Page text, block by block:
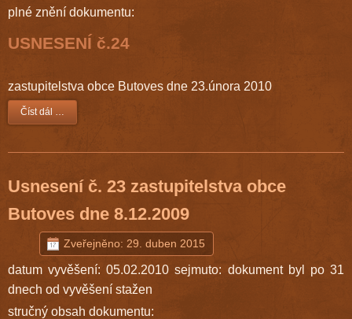
plné znění dokumentu:
USNESENÍ č.24
zastupitelstva obce Butoves dne 23.února 2010
Číst dál …
Usnesení č. 23 zastupitelstva obce
Butoves dne 8.12.2009
Zveřejněno: 29. duben 2015
datum vyvěšení: 05.02.2010 sejmuto: dokument byl po 31
dnech od vyvěšení stažen
stručný obsah dokumentu: